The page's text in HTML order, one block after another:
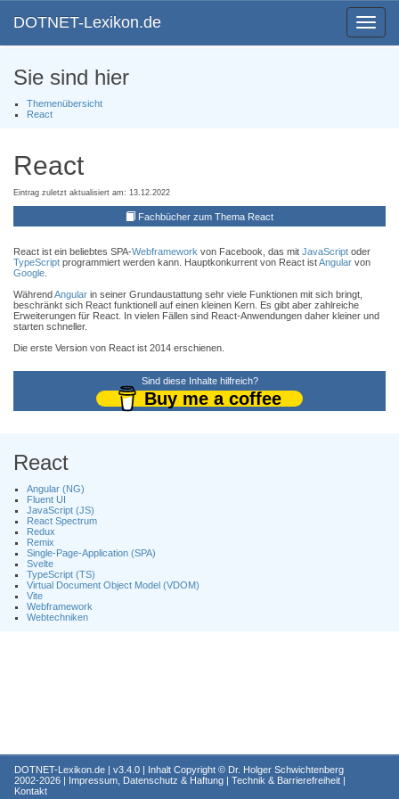
Toggle
DOTNET-Lexikon.de
Sie sind hier
Themenübersicht
React
React
Eintrag zuletzt aktualisiert am: 13.12.2022
Fachbücher zum Thema React
React ist ein beliebtes SPA-Webframework von Facebook, das mit JavaScript oder
TypeScript programmiert werden kann. Hauptkonkurrent von React istAngular von
Google
WährendAngular in seiner Grundaustattung sehr viele Funktionen mit sich bringt,
beschränkt sich React funktionell auf einen kleinen Kern. Es gibt aber zahlreiche
Erweiterungen für React. In vielen Fällen sind React-Anwendungen daher kleiner und
starten schneller.
Die erste Version von React ist 2014 erschienen.
Sind diese Inhalte hilfreich?
Buy me a coffee
React
Angular (NG)
Fluent UI
JavaScript (JS)
React Spectrum
Redux
Remix
Single-Page-Application (SPA)
Svelte
TypeScript (TS)
Virtual Document Object Model (VDOM)
Vite
Webframework
Webtechniken
DOTNET-Lexikon.de | v3.4.0 | Inhalt Copyright © Dr. Holger Schwichtenberg
2002-2026 | Impressum, Datenschutz & Haftung | Technik & Barrierefreiheit |
Kontakt